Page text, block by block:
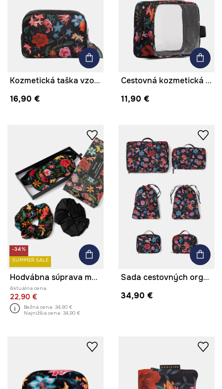
Kozmetická taška vzorovaná
16,90 €
Cestovná kozmetická taška transparentná
11,90 €
-34%
SUMMER SALE
Hodvábna súprava maska na oči a gumičky do vlasov hodvábna
Aktuálna cena:
22,90 €
Bežná cena: 34,90 €
Najnižšia cena: 34,90 €
Sada cestovných organizérov do batožiny
34,90 €